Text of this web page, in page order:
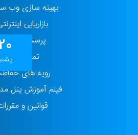
بهینه سازی وب
بازاریابی
پرسش و
تماس با ما
رویه های
فیلم آموزش پنل
قوانین و